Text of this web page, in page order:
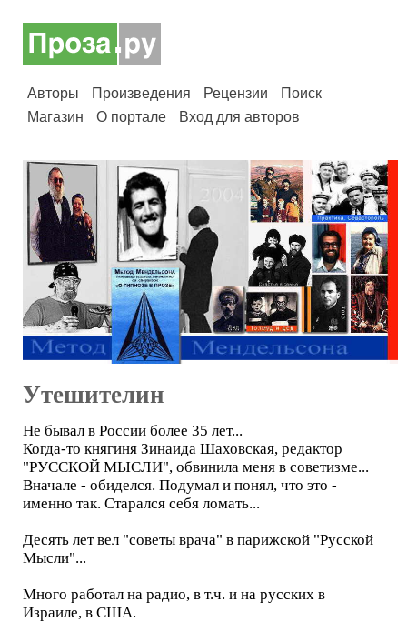
Авторы Произведения Рецензии
Поиск
Магазин
О портале Вход для авторов
Утешителин
Не бывал в России более 35 лет...
Когда-то княгиня Зинаида Шаховская, редактор
"РУССКОЙ МЫСЛИ", обвинила меня в советизме...
Вначале - обиделся. Подумал и понял, что это -
именно так. Старался себя ломать...
Десять лет вел "советы врача" в парижской "Русской
Мысли"...
Много работал на радио, в т.ч. и на русских в
Израиле, в США.